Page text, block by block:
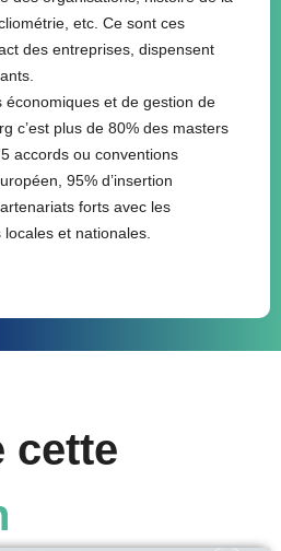
etc. Ce sont ces
des entreprises, dispensent
économiques et de gestion de
c’est plus de 80% des masters
accords ou conventions
95% d’insertion
forts avec les
et nationales.
cette